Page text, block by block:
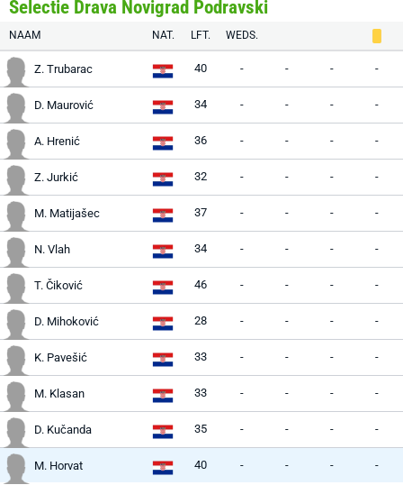
Selectie Drava Novigrad Podravski
NAAM NAT. LFT. WEDS.
Z. Trubarac 40 - - - -
D. Maurović 34 - - - -
A. Hrenić 36 - - - -
Z. Jurkić 32 - - - -
M. Matijašec 37 - - - -
N. Vlah 34 - - - -
T. Čiković 46 - - - -
D. Mihoković 28 - - - -
K. Pavešić 33 - - - -
M. Klasan 33 - - - -
D. Kučanda 35 - - - -
M. Horvat 40 - - - -